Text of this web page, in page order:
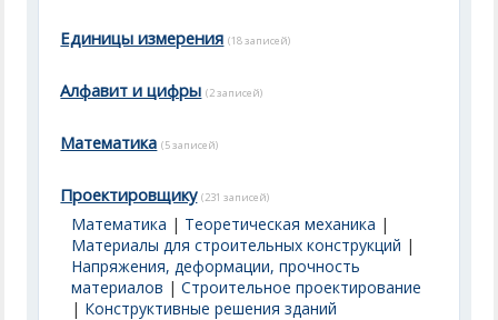
Единицы измерения (18 записей)
Алфавит и цифры (2 записей)
Математика (5 записей)
Проектировщику (231 записей)
Математика | Теоретическая механика |
Материалы для строительных конструкций |
Напряжения, деформации, прочность
материалов |Строительное проектирование
| Конструктивные решения зданий